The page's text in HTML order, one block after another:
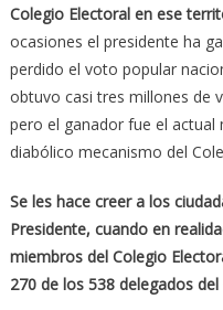
Colegio Electoral en ese
ocasiones el presidente ha
perdido el voto popular
obtuvo casi tres millones de
pero el ganador fue el
diabólico mecanismo del
Se les hace creer a los
Presidente, cuando en
miembros del Colegio
270 de los 538 delegados del